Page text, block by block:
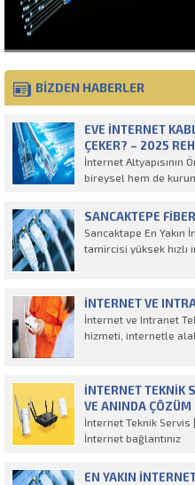
BİZDEN HABERLER
EVE İNTERNET
ÇEKER? – 2025
İnternet Altyapısının
bireysel hem de
SANCAKTEPE
Sancaktape En
tamircisi yüksek hızlı
İNTERNET VE
İnternet ve Intranet
hizmeti, internetle
İNTERNET TEKNIK
VE ANINDA ÇÖZÜM
İnternet Teknik Servis
İnternet bağlantınız
EN YAKIN